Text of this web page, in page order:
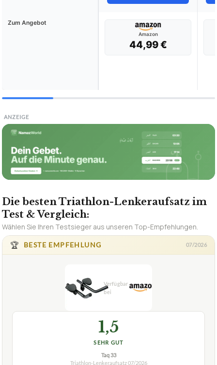
Zum Angebot
Amazon
44,99 €
ANZEIGE
Die besten Triathlon-Lenkeraufsatz im
Test & Vergleich:
Wählen Sie Ihren Testsieger aus unseren Top-Empfehlungen.
🏆
BESTE EMPFEHLUNG 07/2026
1,5
SEHR GUT
Taq 33
Triathlon-Lenkeraufsatz07/2026